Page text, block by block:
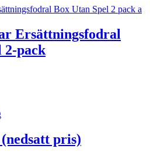
Ersättningsfodral
2-pack
pris)